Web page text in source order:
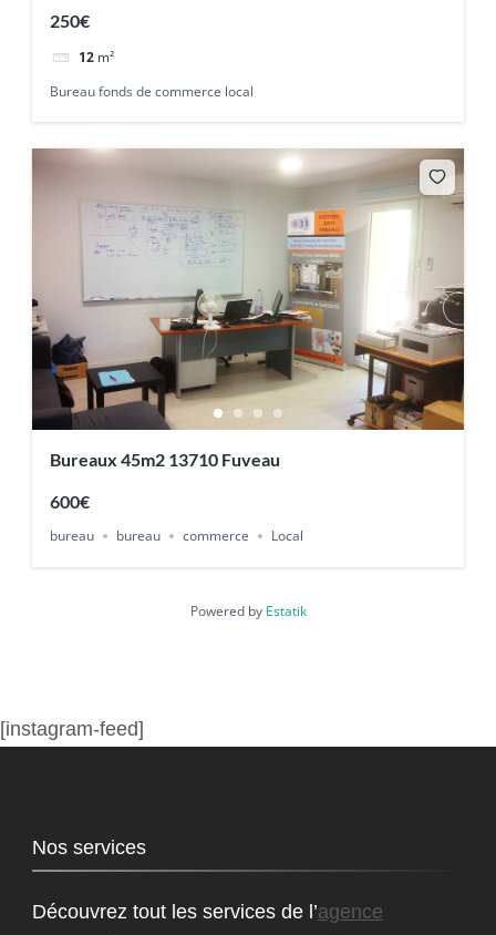
250€
12 m²
Bureau fonds de commerce local
Bureaux 45m2 13710 Fuveau
600€
bureau bureau commerce Local
Powered by Estatik
[instagram-feed]
Nos services
Découvrez tout les services de l’agence